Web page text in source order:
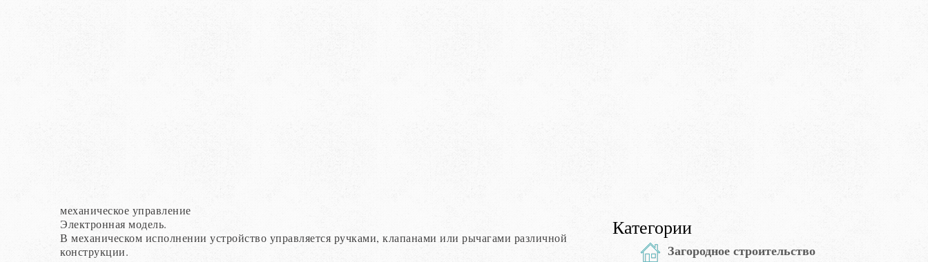
механическое управление
Электронная модель.
В механическом исполнении устройство управляется ручками, клапанами или рычагами различной
конструкции.
Категории
Загородное строительство